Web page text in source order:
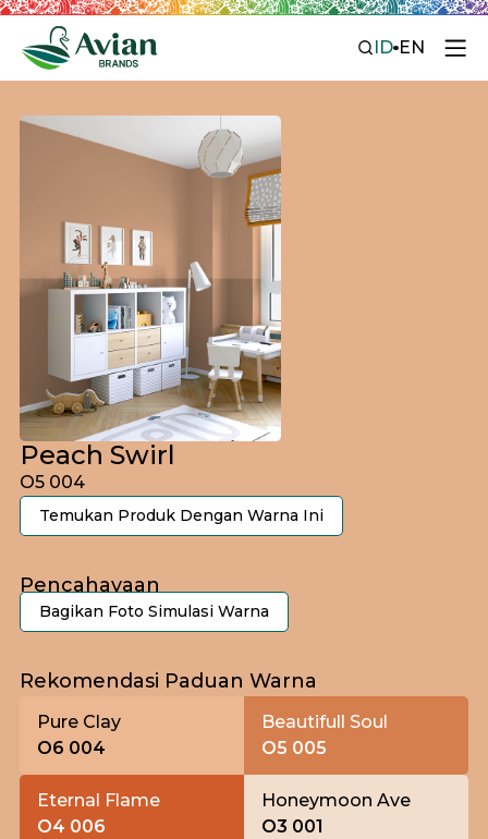
ID EN
Peach Swirl
O5 004
Temukan Produk Dengan Warna Ini
Pencahayaan
Bagikan Foto Simulasi Warna
Rekomendasi Paduan Warna
Pure Clay
O6 004
Beautifull Soul
O5 005
Eternal Flame
O4 006
Honeymoon Ave
O3 001